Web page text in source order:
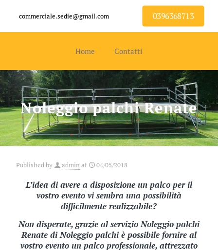
commerciale.sedie@gmail.com 0396368713
Home Contatti
Noleggio palchi Renate
Published by admin at 04/05/2018
L’idea di avere a disposizione un palco per il
vostro evento vi sembra una possibilità
difficilmente realizzabile?
Non disperate, grazie al servizio Noleggio palchi
Renate diNoleggio palchiè possibile fornire al
vostro evento un palco professionale, attrezzato